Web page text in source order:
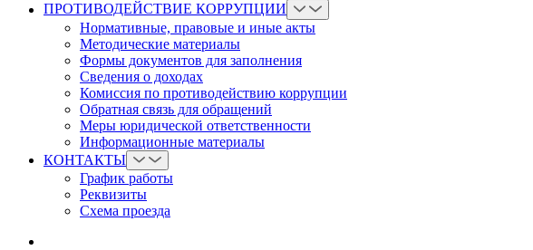
ПРОТИВОДЕЙСТВИЕ КОРРУПЦИИ
Нормативные, правовые и иные акты
Методические материалы
Формы документов для заполнения
Сведения о доходах
Комиссия по противодействию коррупции
Обратная связь для обращений
Меры юридической ответственности
Информационные материалы
КОНТАКТЫ
График работы
Реквизиты
Схема проезда